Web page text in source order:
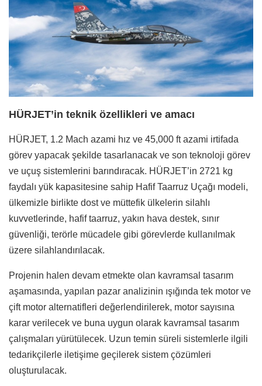
HÜRJET’in teknik özellikleri ve amacı
HÜRJET, 1.2 Mach azami hız ve 45,000 ft azami irtifada
görev yapacak şekilde tasarlanacak ve son teknoloji görev
ve uçuş sistemlerini barındıracak. HÜRJET’in 2721 kg
faydalı yük kapasitesine sahip Hafif Taarruz Uçağı modeli,
ülkemizle birlikte dost ve müttefik ülkelerin silahlı
kuvvetlerinde, hafif taarruz, yakın hava destek, sınır
güvenliği, terörle mücadele gibi görevlerde kullanılmak
üzere silahlandırılacak.
Projenin halen devam etmekte olan kavramsal tasarım
aşamasında, yapılan pazar analizinin ışığında tek motor ve
çift motor alternatifleri değerlendirilerek, motor sayısına
karar verilecek ve buna uygun olarak kavramsal tasarım
çalışmaları yürütülecek. Uzun temin süreli sistemlerle ilgili
tedarikçilerle iletişime geçilerek sistem çözümleri
oluşturulacak.